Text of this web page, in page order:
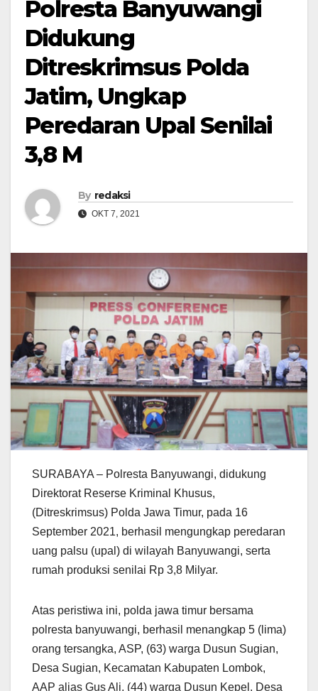
Polresta Banyuwangi
Didukung
Ditreskrimsus Polda
Jatim, Ungkap
Peredaran Upal Senilai
3,8 M
By redaksi
OKT 7, 2021
SURABAYA – Polresta Banyuwangi, didukung
Direktorat Reserse Kriminal Khusus,
(Ditreskrimsus) Polda Jawa Timur, pada 16
September 2021, berhasil mengungkap peredaran
uang palsu (upal) di wilayah Banyuwangi, serta
rumah produksi senilai Rp 3,8 Milyar.
Atas peristiwa ini, polda jawa timur bersama
polresta banyuwangi, berhasil menangkap 5 (lima)
orang tersangka, ASP, (63) warga Dusun Sugian,
Desa Sugian, Kecamatan Kabupaten Lombok,
AAP alias Gus Ali, (44) warga Dusun Kepel, Desa